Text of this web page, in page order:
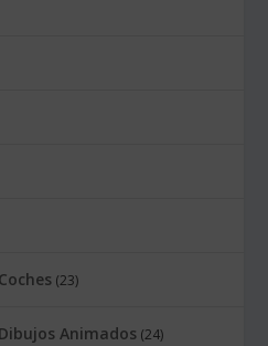
(23)
Animados (24)